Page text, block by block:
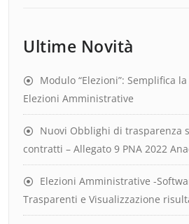
Ultime Novità
Modulo “Elezioni”: Semplifica
Elezioni Amministrative
Nuovi Obblighi di trasparenza
contratti – Allegato 9 PNA 2022
Elezioni Amministrative -
Trasparenti e Visualizzazione